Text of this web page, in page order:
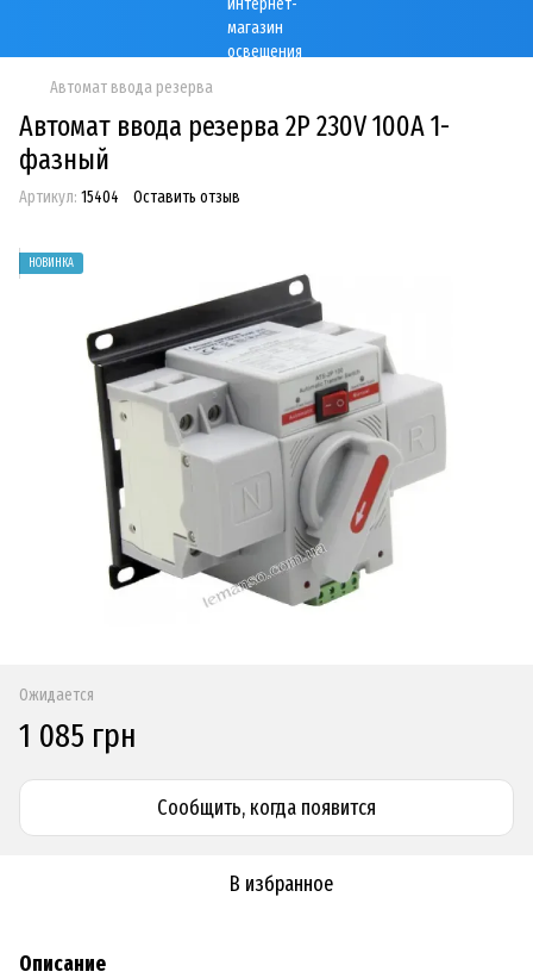
Автомат ввода резерва
Автомат ввода резерва 2P 230V 100A 1-
фазный
Артикул: 15404 Оставить отзыв
НОВИНКА
Ожидается
1 085 грн
Сообщить, когда появится
В избранное
Описание